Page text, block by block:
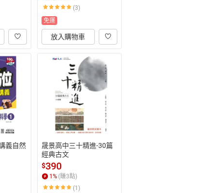
(3)
免運
放入購物車
義自然
晟景高中三十精進-30篇
經典古文
$390
1 % (賺3點)
(1)